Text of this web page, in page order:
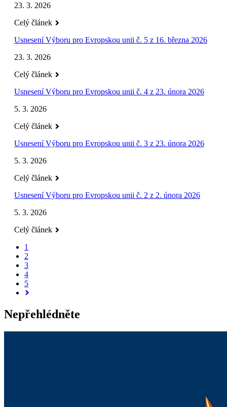
23. 3. 2026
Celý článek
Usnesení Výboru pro Evropskou unii č. 5 z 16. března 2026
23. 3. 2026
Celý článek
Usnesení Výboru pro Evropskou unii č. 4 z 23. února 2026
5. 3. 2026
Celý článek
Usnesení Výboru pro Evropskou unii č. 3 z 23. února 2026
5. 3. 2026
Celý článek
Usnesení Výboru pro Evropskou unii č. 2 z 2. února 2026
5. 3. 2026
Celý článek
1
2
3
4
5
Nepřehlédněte